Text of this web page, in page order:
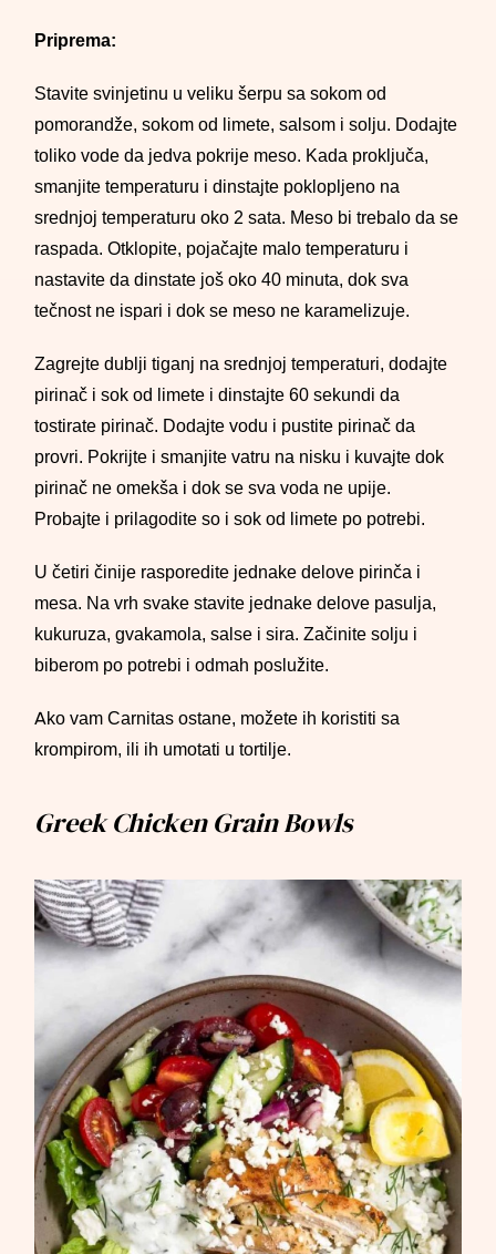
Priprema:
Stavite svinjetinu u veliku šerpu sa sokom od
pomorandže, sokom od limete, salsom i solju. Dodajte
toliko vode da jedva pokrije meso. Kada proključa,
smanjite temperaturu i dinstajte poklopljeno na
srednjoj temperaturu oko 2 sata. Meso bi trebalo da se
raspada. Otklopite, pojačajte malo temperaturu i
nastavite da dinstate još oko 40 minuta, dok sva
tečnost ne ispari i dok se meso ne karamelizuje.
Zagrejte dublji tiganj na srednjoj temperaturi, dodajte
pirinač i sok od limete i dinstajte 60 sekundi da
tostirate pirinač. Dodajte vodu i pustite pirinač da
provri. Pokrijte i smanjite vatru na nisku i kuvajte dok
pirinač ne omekša i dok se sva voda ne upije.
Probajte i prilagodite so i sok od limete po potrebi.
U četiri činije rasporedite jednake delove pirinča i
mesa. Na vrh svake stavite jednake delove pasulja,
kukuruza, gvakamola, salse i sira. Začinite solju i
biberom po potrebi i odmah poslužite.
Ako vam Carnitas ostane, možete ih koristiti sa
krompirom, ili ih umotati u tortilje.
Greek Chicken Grain Bowls